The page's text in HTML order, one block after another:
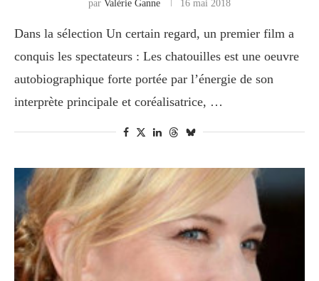
par Valérie Ganne 16 mai 2018
Dans la sélection Un certain regard, un premier film a
conquis les spectateurs : Les chatouilles est une oeuvre
autobiographique forte portée par l’énergie de son
interprète principale et coréalisatrice, …